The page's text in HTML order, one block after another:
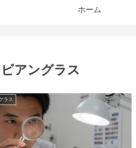
ホーム
ビアングラス
ラス